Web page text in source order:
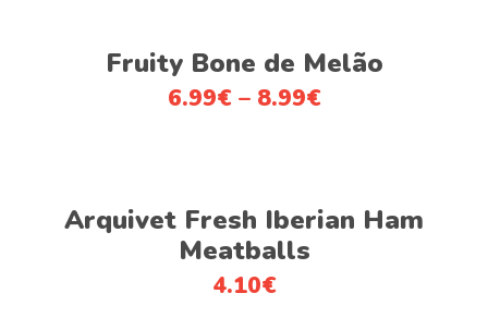
may
page
Ver opções
product
has
may
Fruity Bone de Melão
6.99€ – 8.99€
Adicionar
Arquivet Fresh Iberian Ham
Meatballs
4.10€